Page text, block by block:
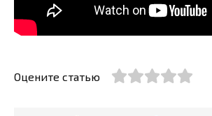
Оцените статью